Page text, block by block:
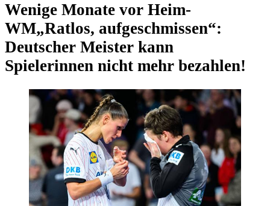
Wenige Monate vor Heim-
WM„Ratlos, aufgeschmissen“:
Deutscher Meister kann
Spielerinnen nicht mehr bezahlen!